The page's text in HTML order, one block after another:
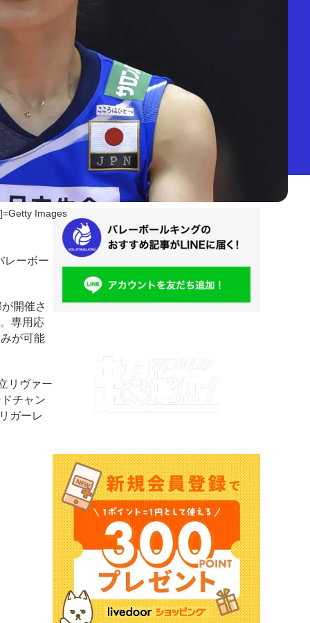
Images
レーボー
開催さ
専用応
が可能
リヴァー
チャン
ガーレ